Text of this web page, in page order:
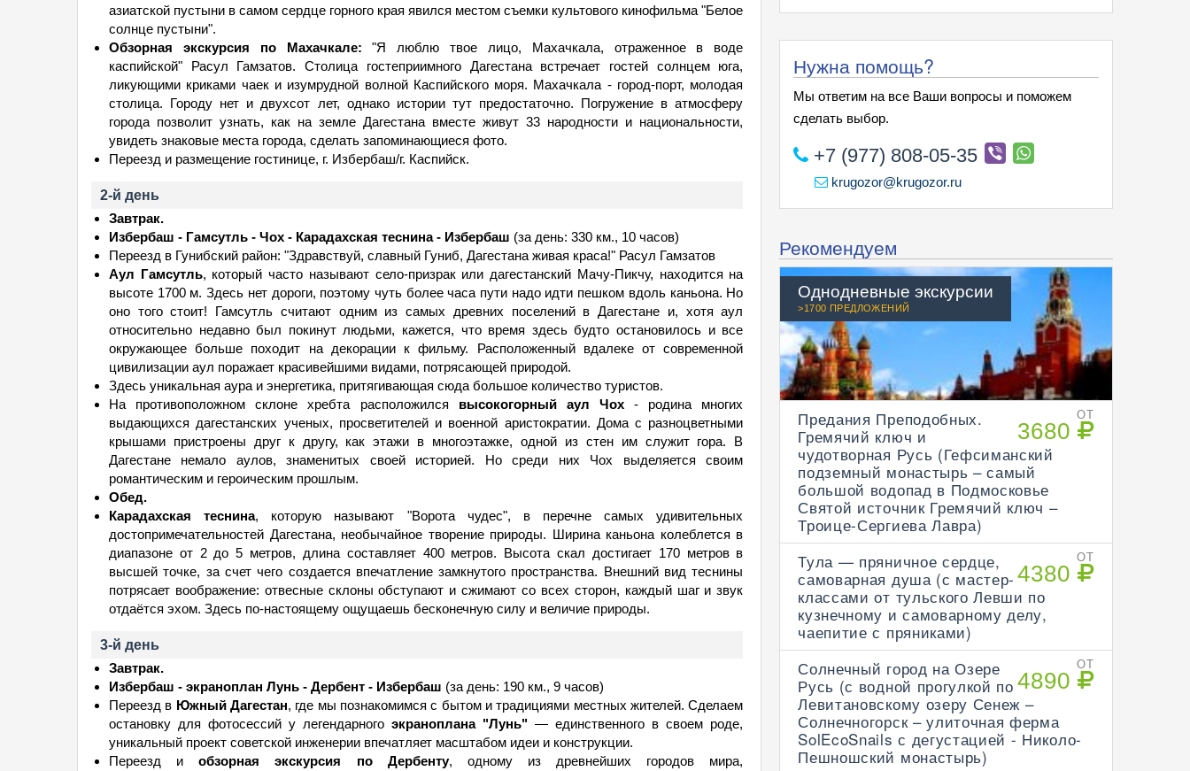
азиатской пустыни в самом сердце горного края явился местом съемки культового кинофильма "Белое
солнце пустыни".
Обзорная экскурсия по Махачкале: "Я люблю твое лицо, Махачкала, отраженное в воде
каспийской" Расул Гамзатов. Столица гостеприимного Дагестана встречает гостей солнцем юга,
ликующими криками чаек и изумрудной волной Каспийского моря. Махачкала - город-порт, молодая
столица. Городу нет и двухсот лет, однако истории тут предостаточно. Погружение в атмосферу
города позволит узнать, как на земле Дагестана вместе живут 33 народности и национальности,
увидеть знаковые места города, сделать запоминающиеся фото.
Переезд и размещение гостинице, г. Избербаш/г. Каспийск.
2-й день
Завтрак.
Избербаш - Гамсутль - Чох - Карадахская теснина - Избербаш (за день: 330 км., 10 часов)
Переезд в Гунибский район: "Здравствуй, славный Гуниб, Дагестана живая краса!" Расул Гамзатов
Аул Гамсутль, который часто называют село-призрак или дагестанский Мачу-Пикчу, находится на
высоте 1700 м. Здесь нет дороги, поэтому чуть более часа пути надо идти пешком вдоль каньона. Но
оно того стоит! Гамсутль считают одним из самых древних поселений в Дагестане и, хотя аул
относительно недавно был покинут людьми, кажется, что время здесь будто остановилось и все
окружающее больше походит на декорации к фильму. Расположенный вдалеке от современной
цивилизации аул поражает красивейшими видами, потрясающей природой.
Здесь уникальная аура и энергетика, притягивающая сюда большое количество туристов.
На противоположном склоне хребта расположился высокогорный аул Чох- родина многих
выдающихся дагестанских ученых, просветителей и военной аристократии. Дома с разноцветными
крышами пристроены друг к другу, как этажи в многоэтажке, одной из стен им служит гора. В
Дагестане немало аулов, знаменитых своей историей. Но среди них Чох выделяется своим
романтическим и героическим прошлым.
Обед.
Карадахская теснина, которую называют "Ворота чудес", в перечне самых удивительных
достопримечательностей Дагестана, необычайное творение природы. Ширина каньона колеблется в
диапазоне от 2 до 5 метров, длина составляет 400 метров. Высота скал достигает 170 метров в
высшей точке, за счет чего создается впечатление замкнутого пространства. Внешний вид теснины
потрясает воображение: отвесные склоны обступают и сжимают со всех сторон, каждый шаг и звук
отдаётся эхом. Здесь по-настоящему ощущаешь бесконечную силу и величие природы.
3-й день
Завтрак.
Избербаш - экраноплан Лунь - Дербент - Избербаш (за день: 190 км., 9 часов)
Переезд в Южный Дагестан, где мы познакомимся с бытом и традициями местных жителей. Сделаем
остановку для фотосессий у легендарногоэкраноплана "Лунь" — единственного в своем роде,
уникальный проект советской инженерии впечатляет масштабом идеи и конструкции.
Переезд и обзорная экскурсия по Дербенту, одному из древнейших городов мира,
Нужна помощь?
Мы ответим на все Ваши вопросы и поможем
сделать выбор.
+7 (977) 808-05-35
krugozor@krugozor.ru
Рекомендуем
Однодневные экскурсии
>1700 ПРЕДЛОЖЕНИЙ
ОТ
3680
Предания Преподобных.
Гремячий ключ и
чудотворная Русь (Гефсиманский
подземный монастырь – самый
большой водопад в Подмосковье
Святой источник Гремячий ключ –
Троице-Сергиева Лавра)
ОТ
4380
Тула — пряничное сердце,
самоварная душа (с мастер-
классами от тульского Левши по
кузнечному и самоварному делу,
чаепитие с пряниками)
ОТ
4890
Солнечный город на Озере
Русь (с водной прогулкой по
Левитановскому озеру Сенеж –
Солнечногорск – улиточная ферма
SolEcoSnails с дегустацией - Николо-
Пешношский монастырь)